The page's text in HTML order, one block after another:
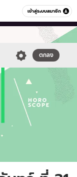
เข้าสู่ระบบสมาชิก
หมวดอื่นๆ
ตกลง